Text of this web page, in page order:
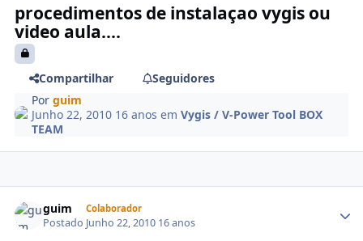
procedimentos de instalaçao vygis ou
video aula....
Compartilhar
Seguidores
Porguim
Junho 22, 2010 16 anos emVygis / V-Power Tool BOX
TEAM
guim Colaborador
Postado Junho 22, 2010 16 anos